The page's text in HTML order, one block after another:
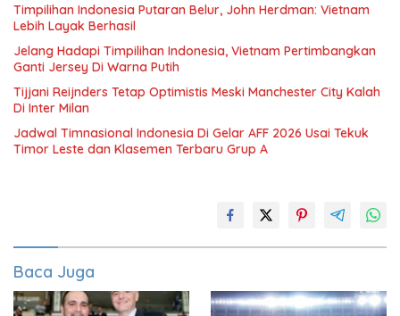
Timpilihan Indonesia Putaran Belur, John Herdman: Vietnam
Lebih Layak Berhasil
Jelang Hadapi Timpilihan Indonesia, Vietnam Pertimbangkan
Ganti Jersey Di Warna Putih
Tijjani Reijnders Tetap Optimistis Meski Manchester City Kalah
Di Inter Milan
Jadwal Timnasional Indonesia Di Gelar AFF 2026 Usai Tekuk
Timor Leste dan Klasemen Terbaru Grup A
Baca Juga